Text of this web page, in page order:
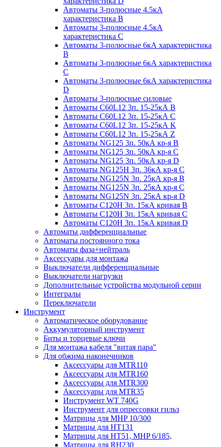
Автоматы 3-полюсные 4.5кА
характеристика В
Автоматы 3-полюсные 4.5кА
характеристика С
Автоматы 3-полюсные 6кА характеристика
B
Автоматы 3-полюсные 6кА характеристика
C
Автоматы 3-полюсные 6кА характеристика
D
Автоматы 3-полюсные силовые
Автоматы C60L12 3п. 15-25кА B
Автоматы C60L12 3п. 15-25кА C
Автоматы C60L12 3п. 15-25кА K
Автоматы C60L12 3п. 15-25кА Z
Автоматы NG125 3п. 50кА кр-я B
Автоматы NG125 3п. 50кА кр-я C
Автоматы NG125 3п. 50кА кр-я D
Автоматы NG125H 3п. 36кА кр-я C
Автоматы NG125N 3п. 25кА кр-я B
Автоматы NG125N 3п. 25кА кр-я C
Автоматы NG125N 3п. 25кА кр-я D
Автоматы С120Н 3п. 15кА кривая B
Автоматы С120Н 3п. 15кА кривая C
Автоматы С120Н 3п. 15кА кривая D
Автоматы дифференциальные
Автоматы постоянного тока
Автоматы фаза+нейтраль
Аксессуары для монтажа
Выключатели дифференциальные
Выключатели нагрузки
Дополнительные устройства модульной серии
Интегралы
Переключатели
Инструмент
Автоматическое оборудование
Аккумуляторный инструмент
Биты и торцевые ключи
Для монтажа кабеля "витая пара"
Для обжима наконечников
Аксессуары для MTR110
Аксессуары для MTR160
Аксессуары для MTR300
Аксессуары для MTR35
Инструмент WT 740G
Инструмент для опрессовки гильз
Матрицы для MHP 10/300
Матрицы для НТ131
Матрицы для НТ51, MHP 6/185,
Матрицы для RH230